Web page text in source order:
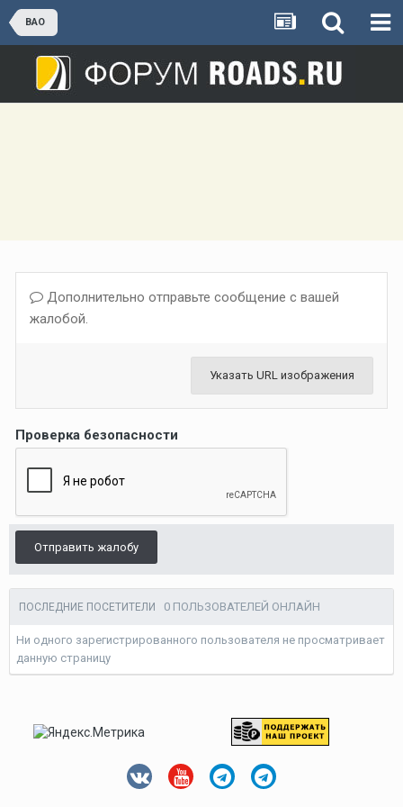
ВАО
Дополнительно отправьте сообщение с вашей
жалобой.
Указать URL изображения
Проверка безопасности
Отправить жалобу
ПОСЛЕДНИЕ ПОСЕТИТЕЛИ 0 ПОЛЬЗОВАТЕЛЕЙ ОНЛАЙН
Ни одного зарегистрированного пользователя не просматривает
данную страницу